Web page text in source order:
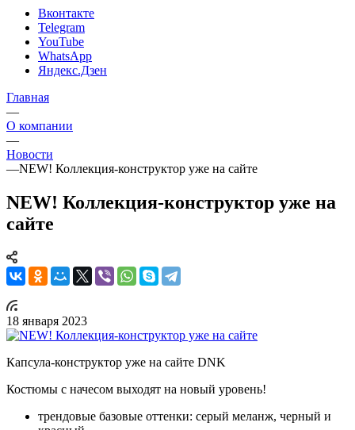
Вконтакте
Telegram
YouTube
WhatsApp
Яндекс.Дзен
Главная
—
О компании
—
Новости
—NEW! Коллекция-конструктор уже на сайте
NEW! Коллекция-конструктор уже на
сайте
18 января 2023
Капсула-конструктор уже на сайте DNK
Костюмы с начесом выходят на новый уровень!
трендовые базовые оттенки: серый меланж, черный и